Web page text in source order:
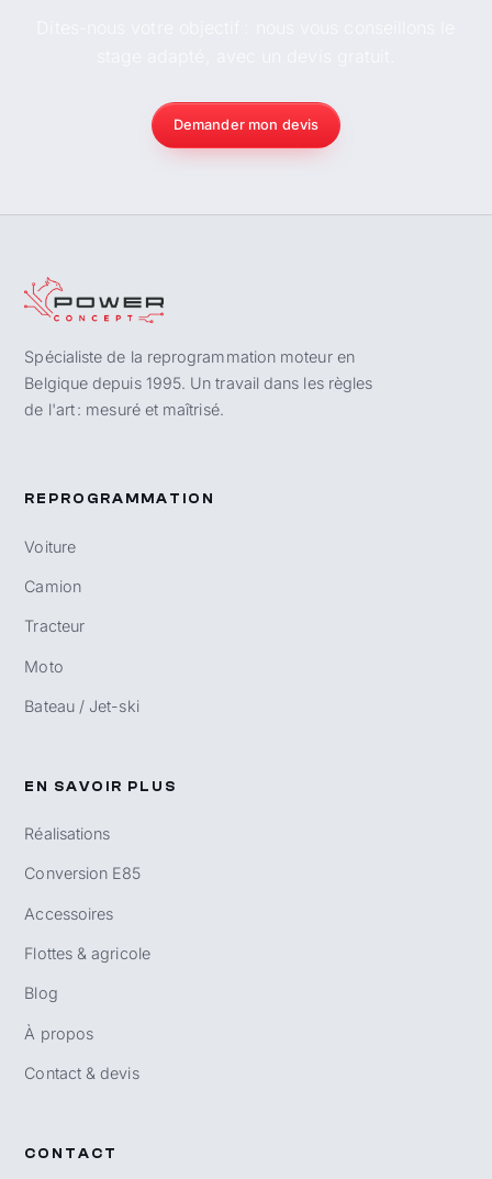
Demander mon devis
Spécialiste de la reprogrammation moteur en
Belgique depuis 1995. Un travail dans les règles
de l'art : mesuré et maîtrisé.
REPROGRAMMATION
Voiture
Camion
Tracteur
Moto
Bateau / Jet-ski
EN SAVOIR PLUS
Réalisations
Conversion E85
Accessoires
Flottes & agricole
Blog
À propos
Contact & devis
CONTACT